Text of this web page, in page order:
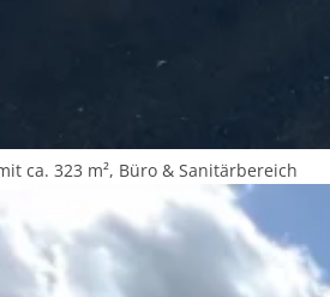
ca. 323 m², Büro & Sanitärbereich